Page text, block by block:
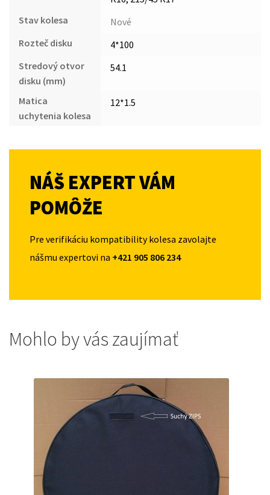
Stav kolesa
Nové
Rozteč disku
4*100
Stredový otvor
disku (mm)
54.1
Matica
uchytenia kolesa
12*1.5
NÁŠ EXPERT VÁM
POMÔŽE
Pre verifikáciu kompatibility kolesa zavolajte
nášmu expertovi na +421 905 806 234
Mohlo by vás zaujímať